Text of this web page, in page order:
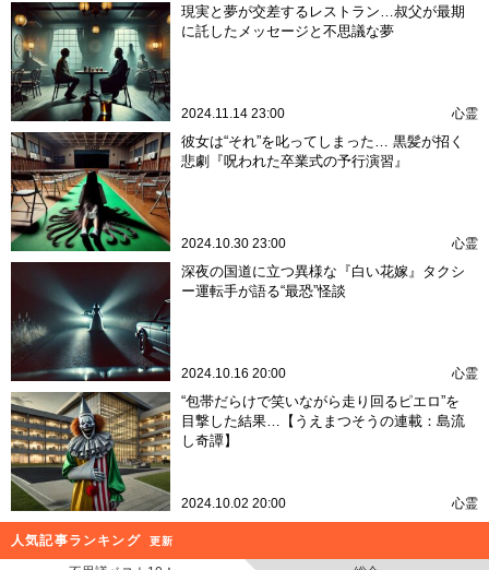
現実と夢が交差するレストラン…叔父が最期
に託したメッセージと不思議な夢
2024.11.14 23:00 心霊
彼女は“それ”を叱ってしまった… 黒髪が招く
悲劇『呪われた卒業式の予行演習』
2024.10.30 23:00 心霊
深夜の国道に立つ異様な『白い花嫁』タクシ
ー運転手が語る“最恐”怪談
2024.10.16 20:00 心霊
“包帯だらけで笑いながら走り回るピエロ”を
目撃した結果…【うえまつそうの連載：島流
し奇譚】
2024.10.02 20:00 心霊
人気記事ランキング 更新